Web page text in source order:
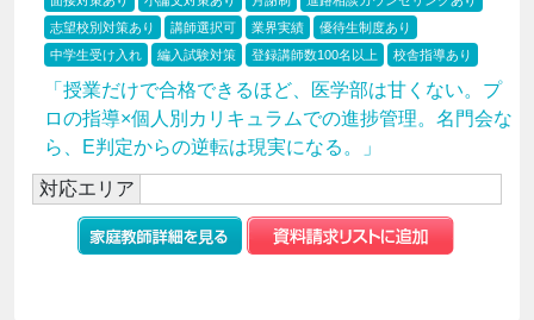
志望校別対策あり
講師選択可 業界実績
優待生制度あり
中学生受け入れ
編入試験対策 登録講師数100名以上 校舎指導あり
「授業だけで合格できるほど、医学部は甘くない。プ
ロの指導×個人別カリキュラムでの進捗管理。名門会な
ら、E判定からの逆転は現実になる。」
対応エリア